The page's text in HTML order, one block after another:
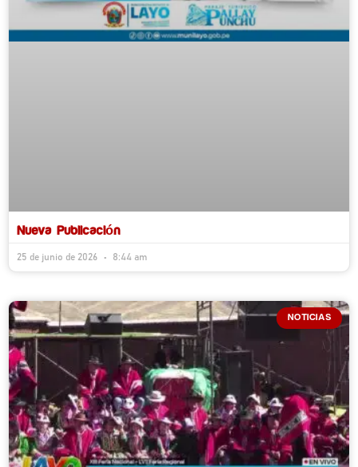
Nueva Publicación
25 de junio de 2026 8:44 am
NOTICIAS